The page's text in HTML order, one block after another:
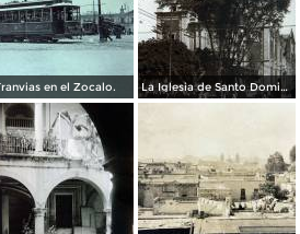
en el Zocalo. La Iglesia de Santo Domingo.